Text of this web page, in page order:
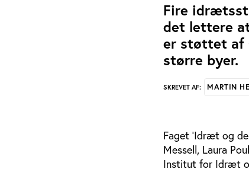
Fire
det lettere
er støttet af
større byer.
SKREVET AF: MARTIN
Faget 'Idræt og
Messell, Laura
Institut for Idræt